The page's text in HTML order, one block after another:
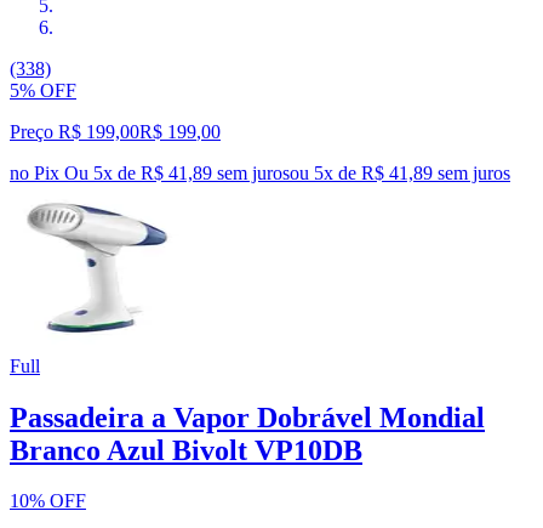
(338)
5% OFF
Preço R$ 199,00R$ 199,00
no Pix Ou 5x de R$ 41,89 sem jurosou 5x de R$ 41,89 sem juros
Full
Passadeira a Vapor Dobrável Mondial
Branco Azul Bivolt VP10DB
10% OFF